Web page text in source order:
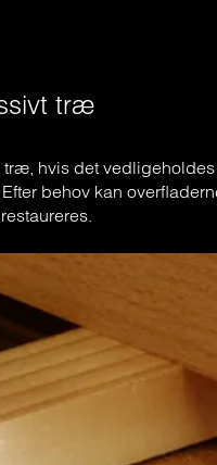
træ
træ, hvis det vedligeholdes
behov kan